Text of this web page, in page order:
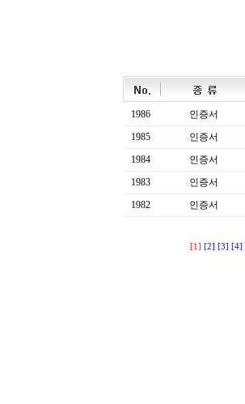
1986 인증서
1985
인증서
1984
인증서
1983
인증서
1982
인증서
[1] [2] [3] [4]